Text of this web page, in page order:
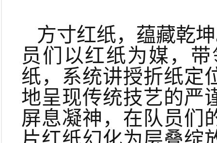
方寸红纸，蕴藏乾
员们以红纸为媒，
纸，系统讲授折纸定
地呈现传统技艺的严
屏息凝神，在队员们